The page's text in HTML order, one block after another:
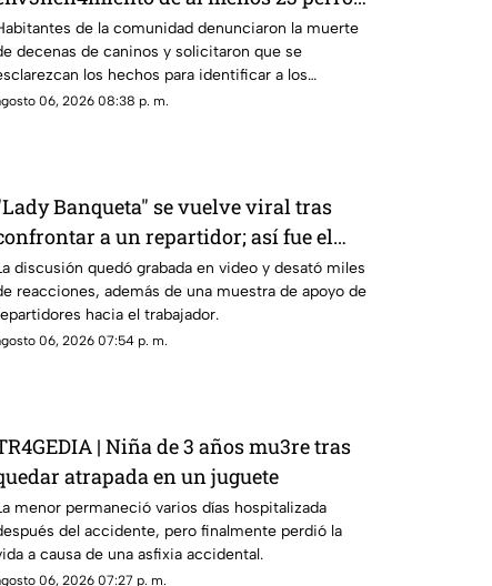
esta zona de Querétaro: IMAGENES
de la comunidad denunciaron la muerte
decenas de caninos y solicitaron que se
los hechos para identificar a los
responsables.
06, 2026 08:38 p. m.
Banqueta" se vuelve viral tras
a un repartidor; así fue el
discusión quedó grabada en video y desató miles
reacciones, además de una muestra de apoyo de
hacia el trabajador.
06, 2026 07:54 p. m.
| Niña de 3 años mu3re tras
atrapada en un juguete
menor permaneció varios días hospitalizada
del accidente, pero finalmente perdió la
a causa de una asfixia accidental.
06, 2026 07:27 p. m.